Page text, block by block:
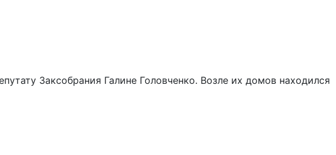
Заксобрания Галине Головченко. Возле их домов находился